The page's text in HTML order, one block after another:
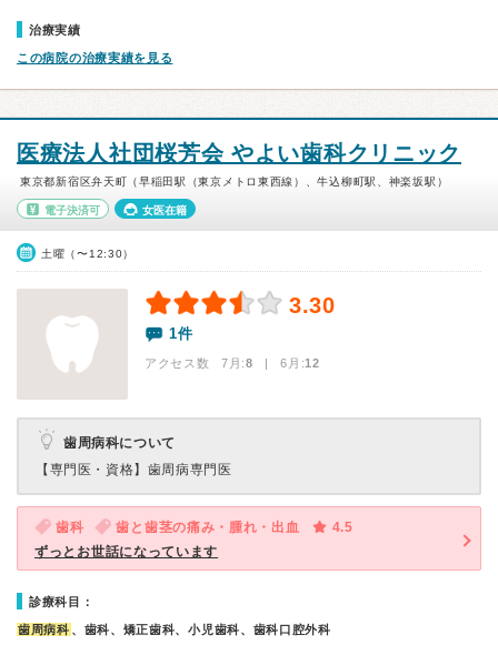
治療実績
この病院の治療実績を見る
医療法人社団桜芳会 やよい歯科クリニック
東京都新宿区弁天町（早稲田駅（東京メトロ東西線）、牛込柳町駅、神楽坂駅）
電子決済可 女医在籍
土曜（〜12:30）
3.30
1件
アクセス数 7月:8 | 6月:12
歯周病科について
【専門医・資格】 歯周病専門医
歯科 歯と歯茎の痛み・腫れ・出血
4.5
ずっとお世話になっています
診療科目：
歯周病科 、歯科、矯正歯科、小児歯科、歯科口腔外科